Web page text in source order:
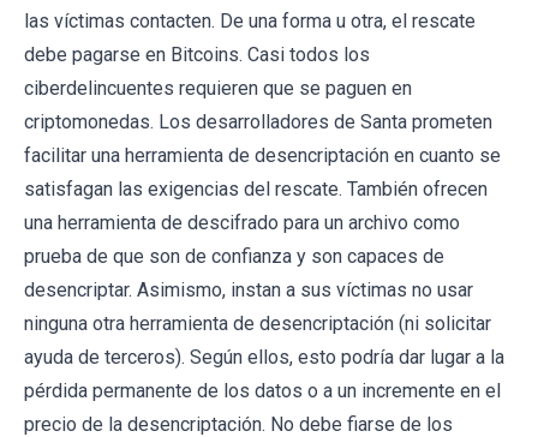
las víctimas contacten. De una forma u otra, el rescate
debe pagarse en Bitcoins. Casi todos los
ciberdelincuentes requieren que se paguen en
criptomonedas. Los desarrolladores de Santa prometen
facilitar una herramienta de desencriptación en cuanto se
satisfagan las exigencias del rescate. También ofrecen
una herramienta de descifrado para un archivo como
prueba de que son de confianza y son capaces de
desencriptar. Asimismo, instan a sus víctimas no usar
ninguna otra herramienta de desencriptación (ni solicitar
ayuda de terceros). Según ellos, esto podría dar lugar a la
pérdida permanente de los datos o a un incremente en el
precio de la desencriptación. No debe fiarse de los